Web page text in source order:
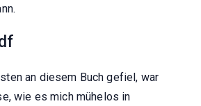
an diesem Buch gefiel, war
wie es mich mühelos in